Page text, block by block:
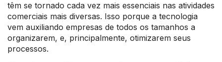
têm se tornado cada vez mais essenciais nas atividades
comerciais mais diversas. Isso porque a tecnologia
vem auxiliando empresas de todos os tamanhos a
organizarem, e, principalmente, otimizarem seus
processos.